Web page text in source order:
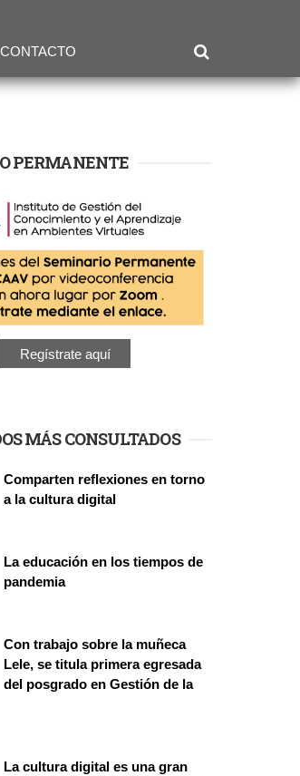
CONTACTO
PERMANENTE
Regístrate aquí
MÁS CONSULTADOS
Comparten reflexiones en torno
a la cultura digital
La educación en los tiempos de
pandemia
Con trabajo sobre la muñeca
Lele, se titula primera egresada
del posgrado en Gestión de la
La cultura digital es una gran